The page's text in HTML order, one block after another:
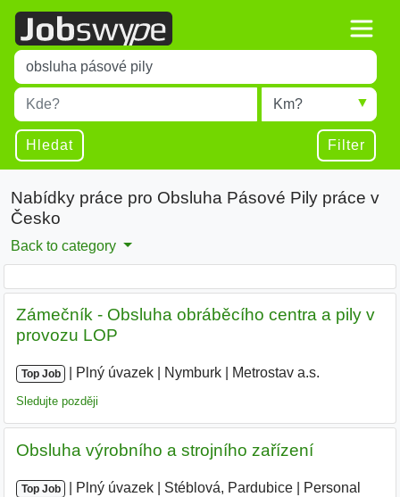
Title
Type 1 or more characters for results.
Místo
Type 1 or more characters for results.
Radius
Hledat Filter
Nabídky práce pro Obsluha Pásové Pily práce v
Česko
Back to category
Zámečník - Obsluha obráběcího centra a pily v
provozu LOP
Top Job Plný úvazek Nymburk Metrostav a.s.
Sledujte později
Obsluha výrobního a strojního zařízení
Top Job Plný úvazek Stéblová, Pardubice
Personal